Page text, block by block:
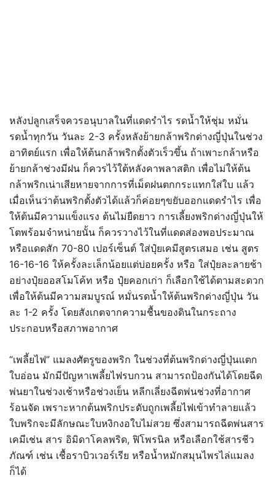
หลังปลูกเสร็จควรอนุบาลในที่แดดรำไร รดน้ำให้ชุ่ม หมั่น
รดน้ำทุกวัน วันละ 2-3 ครั้งหลังย้ายกล้าพริกด่างญี่ปุ่นในช่วง
อาทิตย์แรก เพื่อให้ต้นกล้าพริกตั้งตัวเร็วขึ้น ถ้าเพาะกล้าหรือ
ย้ายกล้าช่วงมีฝน ก็ควรไว้ใต้หลังคาพลาสติก เพื่อไม่ให้ต้น
กล้าพริกเน่าเสียหายจากการที่เม็ดฝนตกกระแทกใส่ใบ แล้ว
เมื่อเห็นว่าต้นพริกตั้งตัวได้แล้วก็ค่อยๆขยับออกแดดรำไร เพื่อ
ให้ต้นมีความแข็งแรง ต้นไม่ยืดยาว การเลี้ยงพริกด่างญี่ปุ่นให้
โตพร้อมจำหน่ายนั้น ก็ควรวางไว้ในที่แดดส่องพอประมาณ
หรือแดดสัก 70-80 เปอร์เซ็นต์ ใส่ปุ๋ยเคมีสูตรเสมอ เช่น สูตร
16-16-16 ให้ครั้งละเล็กน้อยแต่บ่อยครั้ง หรือ ใส่ปุ๋ยละลายช้า
อย่างปุ๋ยออสโมโค้ท หรือ ปุ๋ยคอกเก่า ก็เลือกใช้ได้ตามสะดวก
เพื่อให้ต้นมีความสมบูรณ์ หมั่นรดน้ำให้ต้นพริกด่างญี่ปุ่น วัน
ละ 1-2 ครั้ง โดยสังเกตจากความชื้นของดินในกระถาง
ประกอบหรือสภาพอากาศ
“เพลี้ยไฟ” แมลงศัตรูของพริก ในช่วงที่ต้นพริกด่างญี่ปุ่นแตก
ใบอ่อน มักมีปัญหาเพลี้ยไฟรบกวน สามารถป้องกันได้โดยฉีด
พ่นยาในช่วงเช้าหรือช่วงเย็น หลีกเลี่ยงฉีดพ่นช่วงที่อากาศ
ร้อนจัด เพราะหากต้นพริกประดับถูกเพลี้ยไฟเข้าทำลายแล้ว
ใบพริกจะมีลักษณะใบหงิกงอใบไม่สวย ซึ่งสามารถฉีดพ่นสาร
เคมีเช่น สาร อิมิดาโคลพริด, ฟิโพรนิล หรือเลือกใช้สารชีว
ภัณฑ์ เช่น เชื้อราบิวเวอร์เรีย หรือน้ำหมักสมุนไพรไล่แมลง
ก็ได้